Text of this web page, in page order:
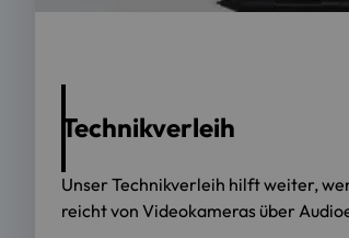
Technikverleih
Unser Technikverleih hilft weiter,
reicht von Videokameras über